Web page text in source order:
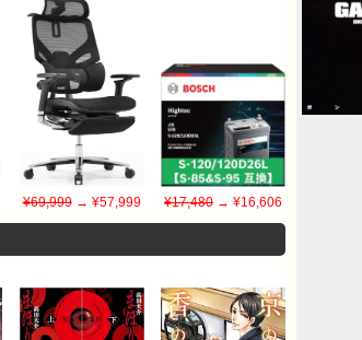
¥69,999→ ¥57,999 ¥17,480→ ¥16,606